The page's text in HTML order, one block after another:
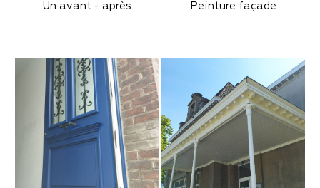
Un avant - après Peinture façade